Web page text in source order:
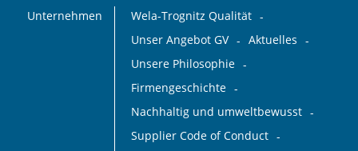
Unternehmen
Wela-Trognitz Qualität
Unser Angebot GV
Aktuelles
Unsere Philosophie
Firmengeschichte
Nachhaltig und umweltbewusst
Supplier Code of Conduct